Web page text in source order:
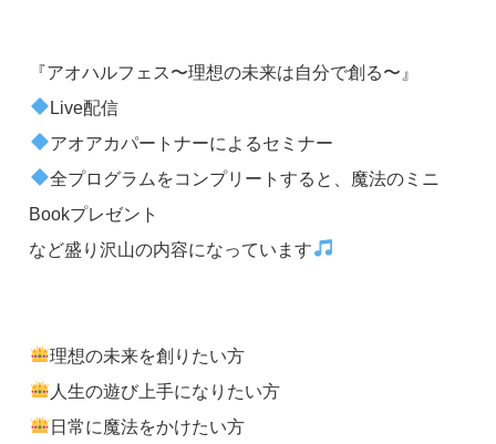
『アオハルフェス〜理想の未来は自分で創る〜』
Live配信
アオアカパートナーによるセミナー
全プログラムをコンプリートすると、魔法のミニ
Bookプレゼント
など盛り沢山の内容になっています
理想の未来を創りたい方
人生の遊び上手になりたい方
日常に魔法をかけたい方